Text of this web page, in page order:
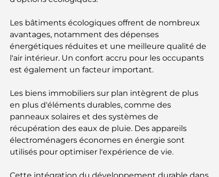
Les meilleures entreprises de déménagement à
Dubaï : un guide complet
Palm Jebel Ali contre Palm Jumeirah : une
comparaison claire pour les acheteurs immobiliers
Découvrez Moon Island Dubai : votre guide ultime
À la découverte des sites historiques de Dubaï : un
voyage à travers le temps
Les 7 meilleurs restaurants de Dubai Creek
Les bâtiments écologiques offrent de nombreux
avantages, notamment des dépenses
énergétiques réduites et une meilleure qualité de
l'air intérieur. Un confort accru pour les occupants
est également un facteur important.
Les biens immobiliers sur plan intègrent de plus
en plus d'éléments durables, comme des
panneaux solaires et des systèmes de
récupération des eaux de pluie. Des appareils
électroménagers économes en énergie sont
utilisés pour optimiser l'expérience de vie.